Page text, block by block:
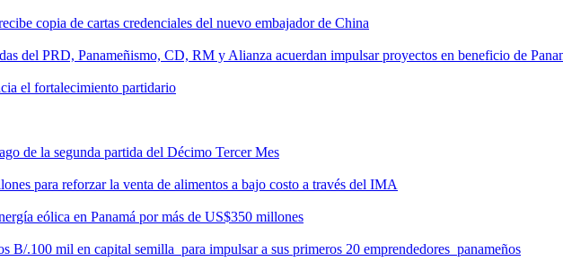
copia de cartas credenciales del nuevo embajador de China
del PRD, Panameñismo, CD, RM y Alianza acuerdan impulsar proyectos en beneficio de
el fortalecimiento partidario
de la segunda partida del Décimo Tercer Mes
para reforzar la venta de alimentos a bajo costo a través del IMA
eólica en Panamá por más de US$350 millones
B/.100 mil en capital semilla para impulsar a sus primeros 20 emprendedores panameños